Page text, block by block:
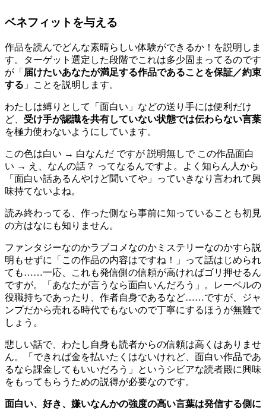
ベネフィットを与える
作品を読んでどんな素晴らしい体験ができるか！を説明しま
す。ターゲット選定した段階でこれは多少固まってるのです
が「 届けたいあなたが満足する作品であることを保証／約束
する 」ことを説明します。
わたしは縛りとして「面白い」などの送り手には便利だけ
ど、 受け手が認識を共有していない状態では伝わらない言葉
を極力使わないようにしています。
この色は白い → 白なんだ ですが 説明無しで この作品面白
い → え、なんの話？ ってなるんですよ。よく知らん人から
「面白い話あるんやけど聞いてや」っていきなり言われて興
味持てないよね。
読み終わってる、作った側なら事前に知っていることも初見
の方はなにも知りません。
ファンタジーなのかラブコメなのかミステリーなのかすら説
明もせずに「この作品の内容はですね！」って話はじめられ
ても……一応、これも発信側の信頼が高ければゴリ押せるん
ですが。「あなたが言うなら面白いんだろう」。レーベルの
役職持ちであったり、作者自身であるなど……ですが、ジャ
ンプだから売れる時代でもないので丁寧にするほうが無難で
しょう。
悲しい話で、わたし自身も読者からの信頼は高くはありませ
ん。「できれば金を払いたくはないけれど、面白い作品であ
るなら課金してもいいだろう」というシビアな読者殿に興味
をもってもらうための説得が必要なのです。
面白い、好き、嫌いなんかの強度の高い言葉は発信する側に